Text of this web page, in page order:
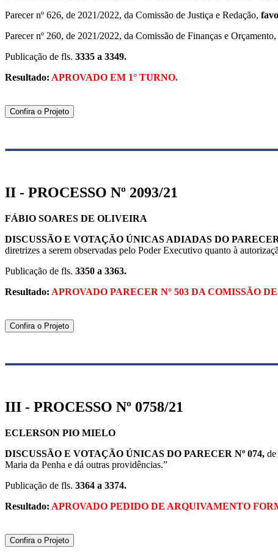
Parecer nº 626, de 2021/2022, da Comissão de Justiça e Redação,
Parecer nº 260, de 2021/2022, da Comissão de Finanças e Orçamento,
Publicação de fls. 3335 a 3349.
Resultado: APROVADO EM 1° TURNO.
Confira o Projeto
II - PROCESSO Nº 2093/21
FÁBIO SOARES DE OLIVEIRA
DISCUSSÃO E VOTAÇÃO ÚNICAS ADIADAS DO
diretrizes a serem observadas pelo Poder Executivo quanto à
Publicação de fls. 3350 a 3363.
Resultado: APROVADO PARECER N° 503 DA COMISSÃO
Confira o Projeto
III - PROCESSO Nº 0758/21
ECLERSON PIO MIELO
DISCUSSÃO E VOTAÇÃO ÚNICAS DO PARECER Nº 074,
Maria da Penha e dá outras providências.”
Publicação de fls. 3364 a 3374.
Resultado: APROVADO PEDIDO DE ARQUIVAMENTO
Confira o Projeto